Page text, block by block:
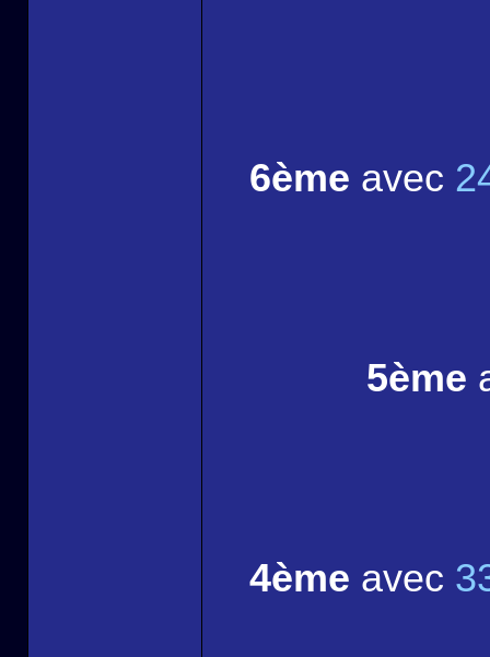
6ème avec
5ème
4ème avec